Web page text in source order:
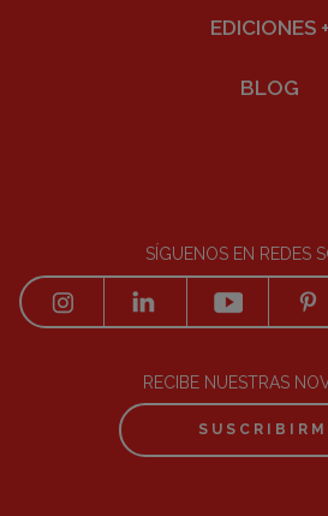
EDICIONES +
BLOG
SÍGUENOS EN REDES
RECIBE NUESTRAS